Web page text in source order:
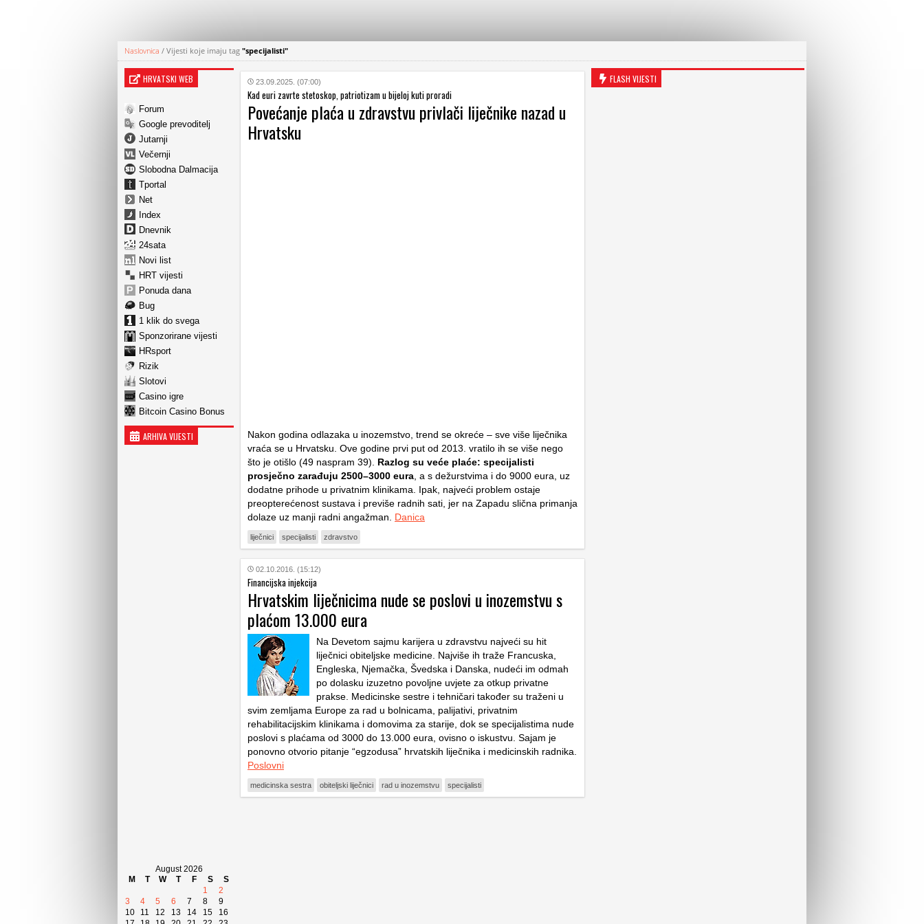
Naslovnica / Vijesti koje imaju tag "specijalisti"
HRVATSKI WEB
Forum
Google prevoditelj
Jutarnji
Večernji
Slobodna Dalmacija
Tportal
Net
Index
Dnevnik
24sata
Novi list
HRT vijesti
Ponuda dana
Bug
1 klik do svega
Sponzorirane vijesti
HRsport
Rizik
Slotovi
Casino igre
Bitcoin Casino Bonus
ARHIVA VIJESTI
August 2026
M
T W T F S
S
1
2
3
4 5 6 7 8
9
10
11 12 13 14 15
16
23.09.2025. (07:00)
Kad euri zavrte stetoskop, patriotizam u bijeloj kuti proradi
Povećanje plaća u zdravstvu privlači liječnike nazad u
Hrvatsku
Nakon godina odlazaka u inozemstvo, trend se okreće – sve više liječnika
vraća se u Hrvatsku. Ove godine prvi put od 2013. vratilo ih se više nego
što je otišlo (49 naspram 39). Razlog su veće plaće: specijalisti
prosječno zarađuju 2500–3000 eura , a s dežurstvima i do 9000 eura, uz
dodatne prihode u privatnim klinikama. Ipak, najveći problem ostaje
preopterećenost sustava i previše radnih sati, jer na Zapadu slična primanja
dolaze uz manji radni angažman. Danica
liječnici specijalisti zdravstvo
02.10.2016. (15:12)
Financijska injekcija
Hrvatskim liječnicima nude se poslovi u inozemstvu s
plaćom 13.000 eura
Na Devetom sajmu karijera u zdravstvu najveći su hit
liječnici obiteljske medicine. Najviše ih traže Francuska,
Engleska, Njemačka, Švedska i Danska, nudeći im odmah
po dolasku izuzetno povoljne uvjete za otkup privatne
prakse. Medicinske sestre i tehničari također su traženi u
svim zemljama Europe za rad u bolnicama, palijativi, privatnim
rehabilitacijskim klinikama i domovima za starije, dok se specijalistima nude
poslovi s plaćama od 3000 do 13.000 eura, ovisno o iskustvu. Sajam je
ponovno otvorio pitanje “egzodusa” hrvatskih liječnika i medicinskih radnika.
Poslovni
medicinska sestra obiteljski liječnici rad u inozemstvu specijalisti
FLASH VIJESTI